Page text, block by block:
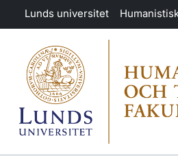
Hoppa till huvudinnehåll
Lunds universitet